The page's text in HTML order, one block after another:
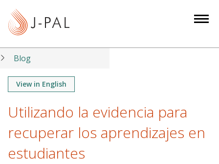
t
Blog
View in English
Utilizando la evidencia para
recuperar los aprendizajes en
estudiantes